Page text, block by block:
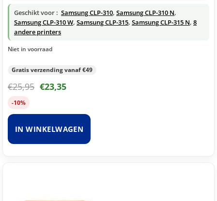
Geschikt voor : Samsung CLP-310, Samsung CLP-310 N,
Samsung CLP-310 W, Samsung CLP-315, Samsung CLP-315 N, 8
andere printers
Niet in voorraad
Gratis verzending vanaf €49
€25,95 €23,35
-10%
IN WINKELWAGEN